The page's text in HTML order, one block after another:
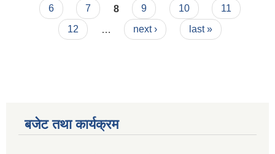
6
7 8 9 10
11
12
next › last »
बजेट तथा कार्यक्रम